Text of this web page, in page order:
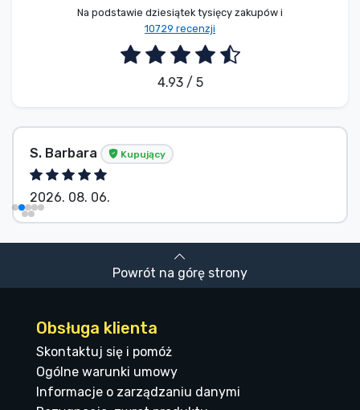
Na podstawie dziesiątek tysięcy zakupów i
10729 recenzji
4.93 / 5
S. Barbara Kupujący
2026. 08. 06.
Powrót na górę strony
Obsługa klienta
Skontaktuj się i pomóż
Ogólne warunki umowy
Informacje o zarządzaniu danymi